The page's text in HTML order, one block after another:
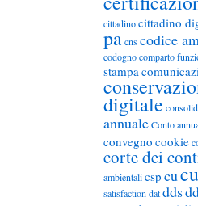
cittadino cittadino
pa cns codice
codogno comparto
stampa
digitale
annuale Conto
convegno cookie
corte dei
ambientali csp cu
satisfaction dat dds